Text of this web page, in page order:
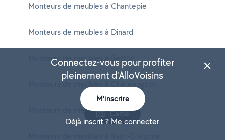
Monteurs de meubles à Chantepie
Monteurs de meubles à Dinard
Monteurs de meubles à Betton
Monteurs de meubles à Châteaugiron
Monteurs de meubles à Guichen
Carte
Connectez-vous pour profiter
pleinement d'AlloVoisins
M'inscrire
Déjà inscrit ? Me connecter